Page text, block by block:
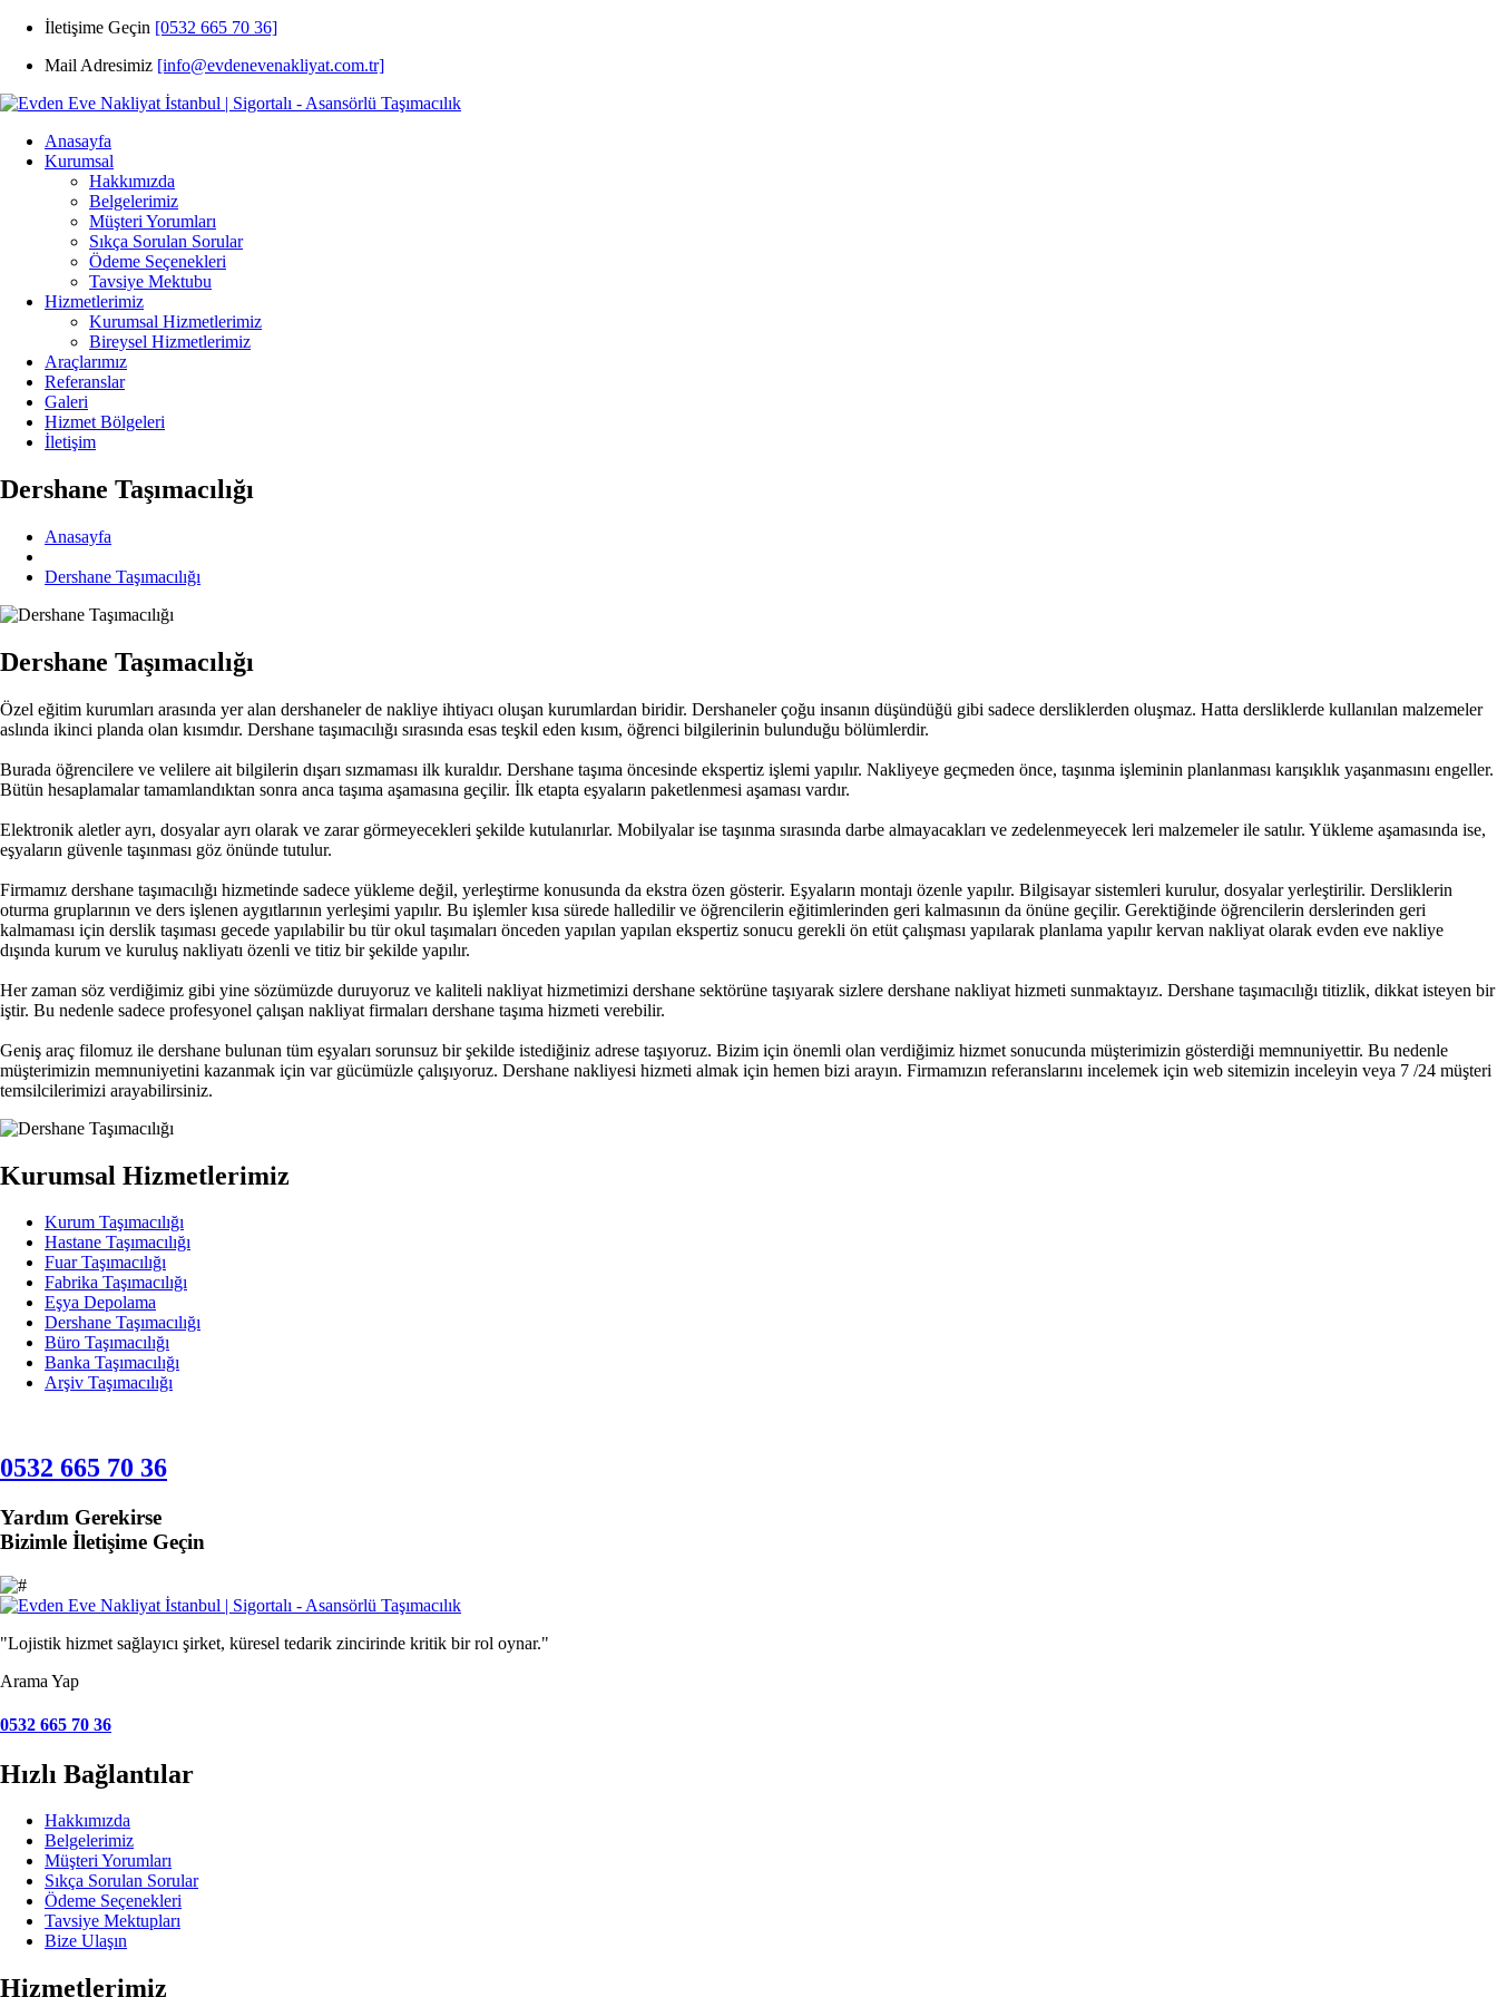
İletişime Geçin [0532 665 70 36]
Mail Adresimiz [info@evdenevenakliyat.com.tr]
Anasayfa
Kurumsal
Hakkımızda
Belgelerimiz
Müşteri Yorumları
Sıkça Sorulan Sorular
Ödeme Seçenekleri
Tavsiye Mektubu
Hizmetlerimiz
Kurumsal Hizmetlerimiz
Bireysel Hizmetlerimiz
Araçlarımız
Referanslar
Galeri
Hizmet Bölgeleri
İletişim
Dershane Taşımacılığı
Anasayfa
Dershane Taşımacılığı
Dershane Taşımacılığı
Özel eğitim kurumları arasında yer alan dershaneler de nakliye ihtiyacı oluşan kurumlardan biridir. Dershaneler çoğu insanın düşündüğü gibi sadece dersliklerden oluşmaz. Hatta dersliklerde kullanılan malzemeler
aslında ikinci planda olan kısımdır. Dershane taşımacılığı sırasında esas teşkil eden kısım, öğrenci bilgilerinin bulunduğu bölümlerdir.
Burada öğrencilere ve velilere ait bilgilerin dışarı sızmaması ilk kuraldır. Dershane taşıma öncesinde ekspertiz işlemi yapılır. Nakliyeye geçmeden önce, taşınma işleminin planlanması karışıklık yaşanmasını engeller.
Bütün hesaplamalar tamamlandıktan sonra anca taşıma aşamasına geçilir. İlk etapta eşyaların paketlenmesi aşaması vardır.
Elektronik aletler ayrı, dosyalar ayrı olarak ve zarar görmeyecekleri şekilde kutulanırlar. Mobilyalar ise taşınma sırasında darbe almayacakları ve zedelenmeyecek leri malzemeler ile satılır. Yükleme aşamasında ise,
eşyaların güvenle taşınması göz önünde tutulur.
Firmamız dershane taşımacılığı hizmetinde sadece yükleme değil, yerleştirme konusunda da ekstra özen gösterir. Eşyaların montajı özenle yapılır. Bilgisayar sistemleri kurulur, dosyalar yerleştirilir. Dersliklerin
oturma gruplarının ve ders işlenen aygıtlarının yerleşimi yapılır. Bu işlemler kısa sürede halledilir ve öğrencilerin eğitimlerinden geri kalmasının da önüne geçilir. Gerektiğinde öğrencilerin derslerinden geri
kalmaması için derslik taşıması gecede yapılabilir bu tür okul taşımaları önceden yapılan yapılan ekspertiz sonucu gerekli ön etüt çalışması yapılarak planlama yapılır kervan nakliyat olarak evden eve nakliye
dışında kurum ve kuruluş nakliyatı özenli ve titiz bir şekilde yapılır.
Her zaman söz verdiğimiz gibi yine sözümüzde duruyoruz ve kaliteli nakliyat hizmetimizi dershane sektörüne taşıyarak sizlere dershane nakliyat hizmeti sunmaktayız. Dershane taşımacılığı titizlik, dikkat isteyen bir
iştir. Bu nedenle sadece profesyonel çalışan nakliyat firmaları dershane taşıma hizmeti verebilir.
Geniş araç filomuz ile dershane bulunan tüm eşyaları sorunsuz bir şekilde istediğiniz adrese taşıyoruz. Bizim için önemli olan verdiğimiz hizmet sonucunda müşterimizin gösterdiği memnuniyettir. Bu nedenle
müşterimizin memnuniyetini kazanmak için var gücümüzle çalışıyoruz. Dershane nakliyesi hizmeti almak için hemen bizi arayın. Firmamızın referanslarını incelemek için web sitemizin inceleyin veya 7 /24 müşteri
temsilcilerimizi arayabilirsiniz.
Kurumsal Hizmetlerimiz
Kurum Taşımacılığı
Hastane Taşımacılığı
Fuar Taşımacılığı
Fabrika Taşımacılığı
Eşya Depolama
Dershane Taşımacılığı
Büro Taşımacılığı
Banka Taşımacılığı
Arşiv Taşımacılığı
0532 665 70 36
Yardım Gerekirse
Bizimle İletişime Geçin
"Lojistik hizmet sağlayıcı şirket, küresel tedarik zincirinde kritik bir rol oynar."
Arama Yap
0532 665 70 36
Hızlı Bağlantılar
Hakkımızda
Belgelerimiz
Müşteri Yorumları
Sıkça Sorulan Sorular
Ödeme Seçenekleri
Tavsiye Mektupları
Bize Ulaşın
Hizmetlerimiz